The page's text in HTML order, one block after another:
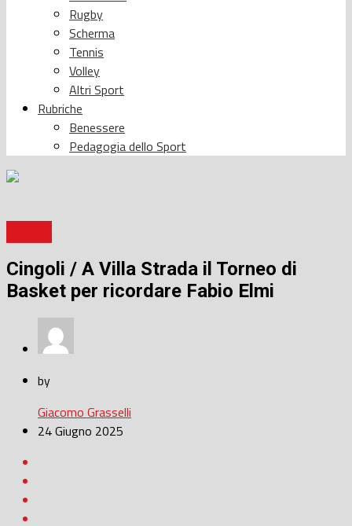
Rugby
Scherma
Tennis
Volley
Altri Sport
Rubriche
Benessere
Pedagogia dello Sport
Cingoli / A Villa Strada il Torneo di
Basket per ricordare Fabio Elmi
by
Giacomo Grasselli
24 Giugno 2025